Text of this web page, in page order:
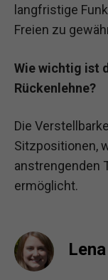
langfristige
Freien zu
Wie wichtig ist
Rückenlehne?
Die
Sitzpositionen,
anstrengenden
ermöglicht.